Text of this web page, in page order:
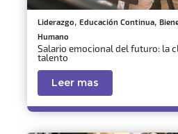
Liderazgo, Educación Continua,
Humano
Salario emocional del futuro: la
talento
Leer mas